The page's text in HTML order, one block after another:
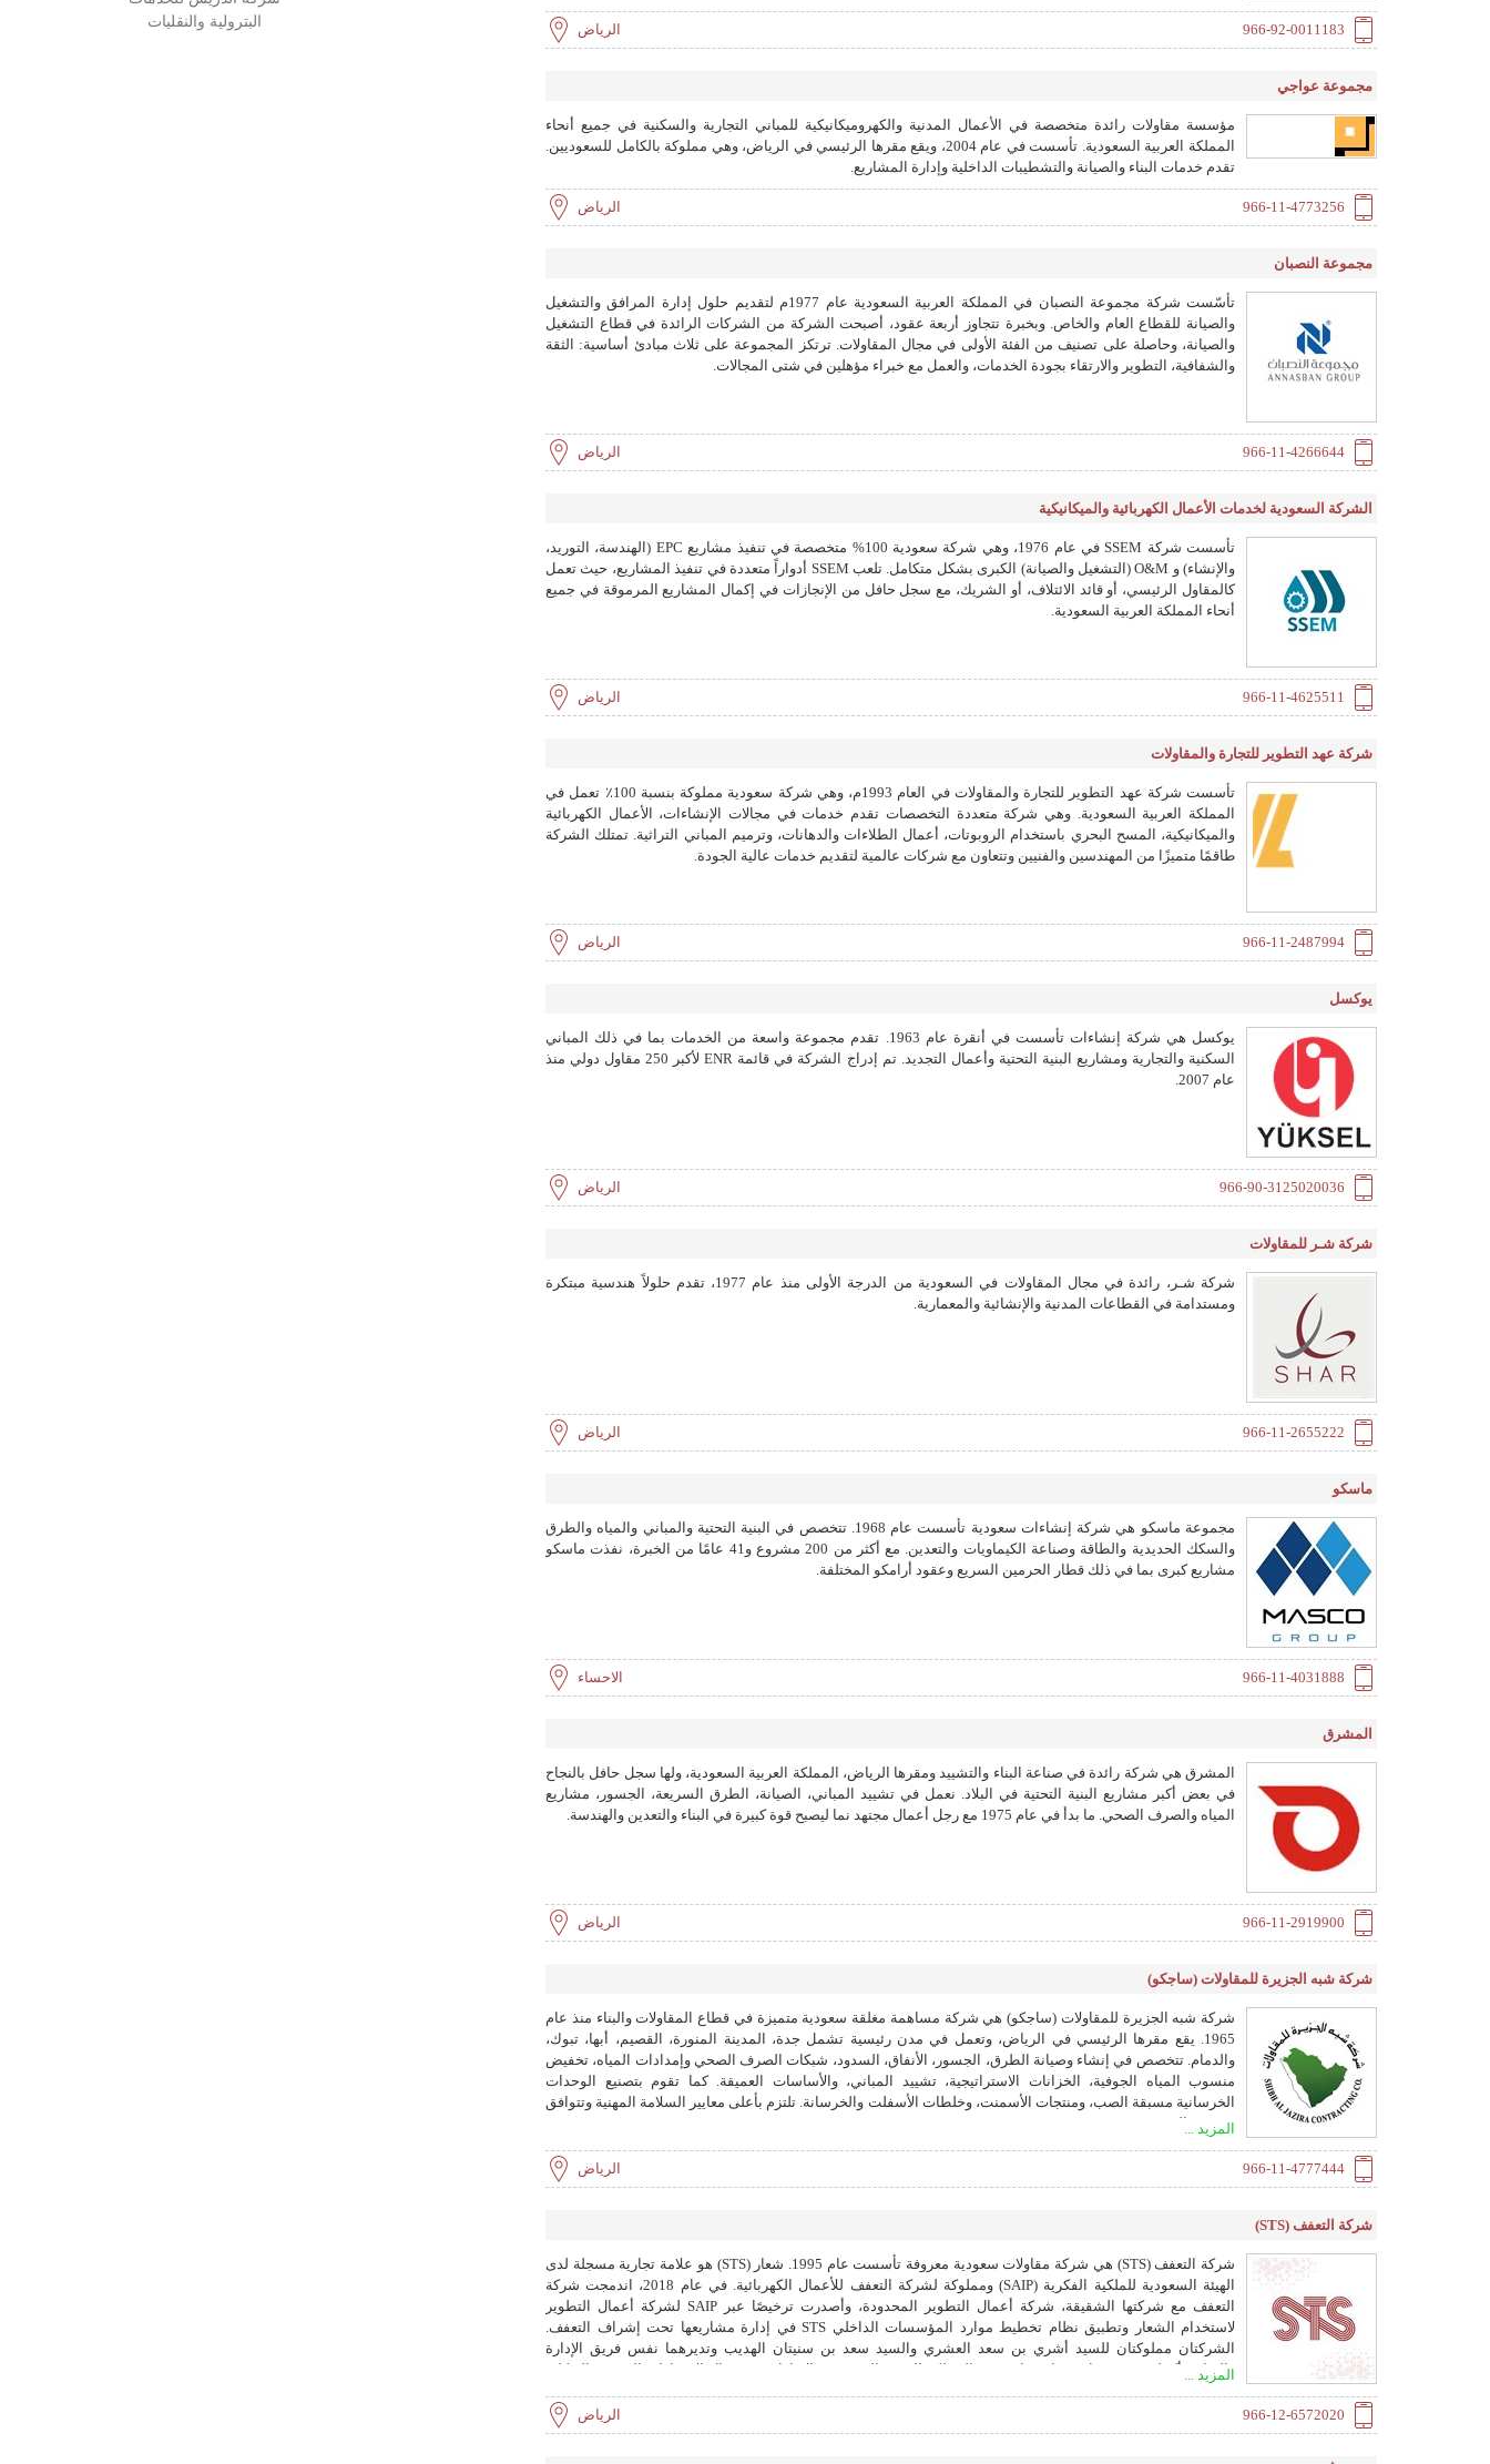
966-92-0011183 الرياض
مجموعة عواجي
مؤسسة مقاولات رائدة متخصصة في الأعمال المدنية والكهروميكانيكية للمباني التجارية والسكنية في جميع أنحاء
المملكة العربية السعودية. تأسست في عام 2004، ويقع مقرها الرئيسي في الرياض، وهي مملوكة بالكامل للسعوديين.
تقدم خدمات البناء والصيانة والتشطيبات الداخلية وإدارة المشاريع.
966-11-4773256 الرياض
مجموعة النصبان
تأسّست شركة مجموعة النصبان في المملكة العربية السعودية عام 1977م لتقديم حلول إدارة المرافق والتشغيل
والصيانة للقطاع العام والخاص. وبخبرة تتجاوز أربعة عقود، أصبحت الشركة من الشركات الرائدة في قطاع التشغيل
والصيانة، وحاصلة على تصنيف من الفئة الأولى في مجال المقاولات. ترتكز المجموعة على ثلاث مبادئ أساسية: الثقة
والشفافية، التطوير والارتقاء بجودة الخدمات، والعمل مع خبراء مؤهلين في شتى المجالات.
966-11-4266644 الرياض
الشركة السعودية لخدمات الأعمال الكهربائية والميكانيكية
تأسست شركة SSEM في عام 1976، وهي شركة سعودية 100% متخصصة في تنفيذ مشاريع EPC (الهندسة، التوريد،
والإنشاء) و O&M (التشغيل والصيانة) الكبرى بشكل متكامل. تلعب SSEM أدواراً متعددة في تنفيذ المشاريع، حيث تعمل
كالمقاول الرئيسي، أو قائد الائتلاف، أو الشريك، مع سجل حافل من الإنجازات في إكمال المشاريع المرموقة في جميع
أنحاء المملكة العربية السعودية.
966-11-4625511 الرياض
شركة عهد التطوير للتجارة والمقاولات
تأسست شركة عهد التطوير للتجارة والمقاولات في العام 1993م، وهي شركة سعودية مملوكة بنسبة 100٪ تعمل في
المملكة العربية السعودية. وهي شركة متعددة التخصصات تقدم خدمات في مجالات الإنشاءات، الأعمال الكهربائية
والميكانيكية، المسح البحري باستخدام الروبوتات، أعمال الطلاءات والدهانات، وترميم المباني التراثية. تمتلك الشركة
طاقمًا متميزًا من المهندسين والفنيين وتتعاون مع شركات عالمية لتقديم خدمات عالية الجودة.
966-11-2487994 الرياض
يوكسل
يوكسل هي شركة إنشاءات تأسست في أنقرة عام 1963. تقدم مجموعة واسعة من الخدمات بما في ذلك المباني
السكنية والتجارية ومشاريع البنية التحتية وأعمال التجديد. تم إدراج الشركة في قائمة ENR لأكبر 250 مقاول دولي منذ
عام 2007.
966-90-3125020036 الرياض
شركة شـر للمقاولات
شركة شـر، رائدة في مجال المقاولات في السعودية من الدرجة الأولى منذ عام 1977، تقدم حلولاً هندسية مبتكرة
ومستدامة في القطاعات المدنية والإنشائية والمعمارية.
966-11-2655222 الرياض
ماسكو
مجموعة ماسكو هي شركة إنشاءات سعودية تأسست عام 1968. تتخصص في البنية التحتية والمباني والمياه والطرق
والسكك الحديدية والطاقة وصناعة الكيماويات والتعدين. مع أكثر من 200 مشروع و41 عامًا من الخبرة، نفذت ماسكو
مشاريع كبرى بما في ذلك قطار الحرمين السريع وعقود أرامكو المختلفة.
966-11-4031888 الاحساء
المشرق
المشرق هي شركة رائدة في صناعة البناء والتشييد ومقرها الرياض، المملكة العربية السعودية، ولها سجل حافل بالنجاح
في بعض أكبر مشاريع البنية التحتية في البلاد. نعمل في تشييد المباني، الصيانة، الطرق السريعة، الجسور، مشاريع
المياه والصرف الصحي. ما بدأ في عام 1975 مع رجل أعمال مجتهد نما ليصبح قوة كبيرة في البناء والتعدين والهندسة.
966-11-2919900 الرياض
شركة شبه الجزيرة للمقاولات (ساجكو)
شركة شبه الجزيرة للمقاولات (ساجكو) هي شركة مساهمة مغلقة سعودية متميزة في قطاع المقاولات والبناء منذ عام
1965. يقع مقرها الرئيسي في الرياض، وتعمل في مدن رئيسية تشمل جدة، المدينة المنورة، القصيم، أبها، تبوك،
والدمام. تتخصص في إنشاء وصيانة الطرق، الجسور، الأنفاق، السدود، شبكات الصرف الصحي وإمدادات المياه، تخفيض
منسوب المياه الجوفية، الخزانات الاستراتيجية، تشييد المباني، والأساسات العميقة. كما تقوم بتصنيع الوحدات
الخرسانية مسبقة الصب، ومنتجات الأسمنت، وخلطات الأسفلت والخرسانة. تلتزم بأعلى معايير السلامة المهنية وتتوافق
مع رؤية السعودية 2030.
المزيد ...
966-11-4777444 الرياض
شركة التعفف (STS)
شركة التعفف (STS) هي شركة مقاولات سعودية معروفة تأسست عام 1995. شعار (STS) هو علامة تجارية مسجلة لدى
الهيئة السعودية للملكية الفكرية (SAIP) ومملوكة لشركة التعفف للأعمال الكهربائية. في عام 2018، اندمجت شركة
التعفف مع شركتها الشقيقة، شركة أعمال التطوير المحدودة، وأصدرت ترخيصًا عبر SAIP لشركة أعمال التطوير
لاستخدام الشعار وتطبيق نظام تخطيط موارد المؤسسات الداخلي STS في إدارة مشاريعها تحت إشراف التعفف.
الشركتان مملوكتان للسيد أشري بن سعد العشري والسيد سعد بن سنيتان الهديب وتديرهما نفس فريق الإدارة
والقيادة. أكملت STS بنجاح مشاريع بارزة في المملكة العربية السعودية والإمارات في مجال الإنشاءات المدنية والهيكلية
مما يضمن تنسيقًا جيدًا للبناء بشكل عام. STS شركة ديناميكية قادرة على التكيف مع احتياجات العملاء من خلال تقديم
خدمات الهندسة القيمية وإعادة التصميم.
المزيد ...
966-12-6572020 الرياض
البترولية والنقليات